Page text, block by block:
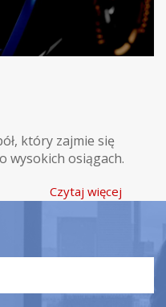
który zajmie się
wysokich osiągach.
Czytaj więcej